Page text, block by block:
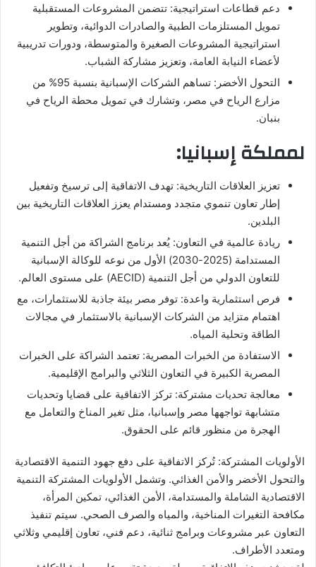
دعم قطاعات استراتيجية: تتضمن المشروعات المستقبلية
تمويل المستلزمات الطبية والصادرات الدوائية، وتطوير
استراتيجية المشروعات الصغيرة والمتوسطة، ودورات تدريبية
لأعضاء النيابة العامة، وتعزيز مشاركة الشباب.
التحول الأخضر: تساهم الشركات الإسبانية بنسبة 95% من
مزارع الرياح في مصر، وتشارك في تمويل محطة الرياح في
بنبان.
لمملكة إسبانيا:
تعزيز العلاقات التاريخية: تهدف الاتفاقية إلى ترسيخ وتفعيل
إطار تعاون تنموي متجدد ومستدام يعزز العلاقات التاريخية بين
البلدين.
ريادة عالمية في التعاون: يُعد برنامج الشراكة من أجل التنمية
المستدامة (2025-2030) الأول من نوعه للوكالة الإسبانية
للتعاون الدولي من أجل التنمية (AECID) على مستوى العالم.
فرص استثمارية واعدة: توفر مصر بيئة جاذبة للاستثمارات، مع
اهتمام متزايد من الشركات الإسبانية بالاستثمار في مجالات
الطاقة وتحلية المياه.
الاستفادة من الخبرات المصرية: تعتمد الشراكة على الخبرات
المصرية الكبيرة في التعاون الثلاثي والبرامج الإقليمية.
معالجة تحديات مشتركة: تركز الاتفاقية على قضايا وتحديات
متشابهة تواجهها مصر وإسبانيا، مثل تغير المناخ والتعامل مع
الهجرة من منظور قائم على الحقوق.
الأولويات المشتركة: تُركز الاتفاقية على دفع جهود التنمية الاقتصادية
والتحول الأخضر والأمن الغذائي. وتشمل الأولويات المشتركة التنمية
الاقتصادية الشاملة والمستدامة، الأمن الغذائي، تمكين المرأة،
مكافحة التغيرات المناخية، والمياه والصرف الصحي. سيتم تنفيذ
التعاون عبر مشروعات وبرامج ثنائية، دعم فني، تعاون إقليمي وثلاثي
ومتعدد الأطراف.